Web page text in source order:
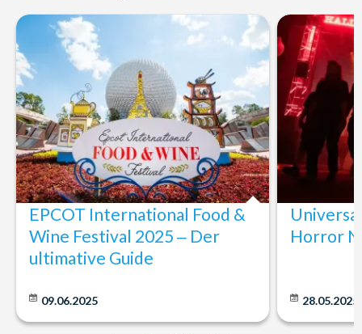
EPCOT International Food &
Wine Festival 2025 ‒ Der
ultimative Guide
09.06.2025
Horror
28.05.2025